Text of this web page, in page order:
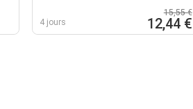
4 jours
15,55 €
12,44 €